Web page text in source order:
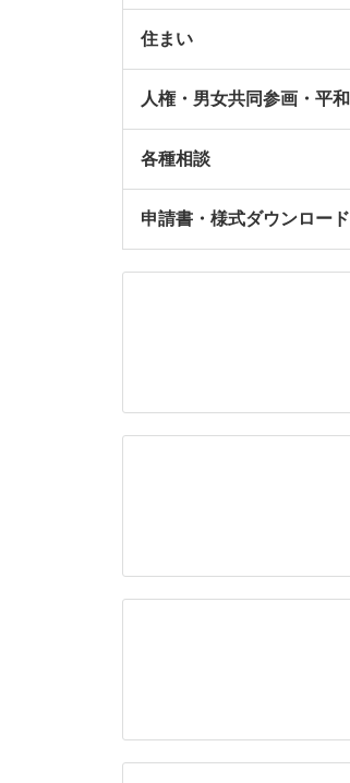
住まい
人権・男女共同参画・平和
各種相談
申請書・様式ダウンロード